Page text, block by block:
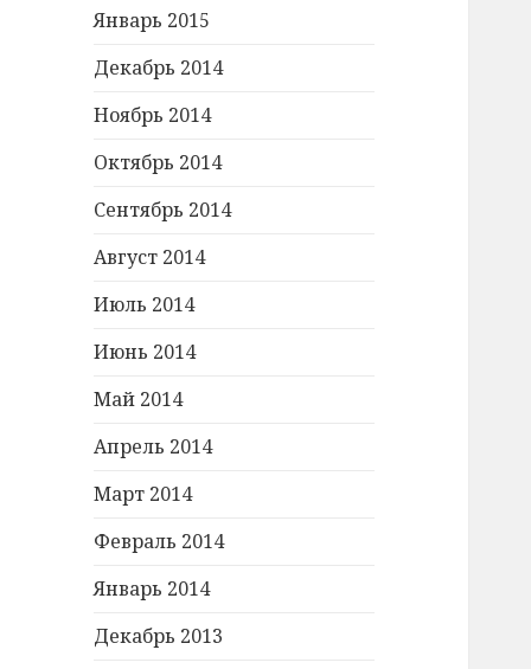
Январь 2015
Декабрь 2014
Ноябрь 2014
Октябрь 2014
Сентябрь 2014
Август 2014
Июль 2014
Июнь 2014
Май 2014
Апрель 2014
Март 2014
Февраль 2014
Январь 2014
Декабрь 2013